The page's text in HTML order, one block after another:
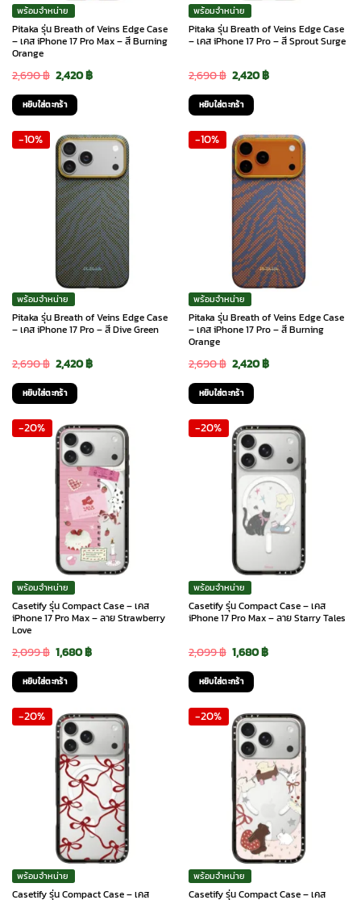
พร้อมจำหน่าย
Pitaka รุ่น Breath of Veins Edge Case
– เคส iPhone 17 Pro Max – สี Burning
Orange
2,690฿ Original
price
was:
2,690 ฿.
2,420฿Current
2,420 ฿.
หยิบใส่ตะกร้า
พร้อมจำหน่าย
Pitaka รุ่น Breath of Veins Edge Case
– เคส iPhone 17 Pro – สี Sprout Surge
2,690฿ Original
price
was:
2,690 ฿.
2,420฿Current
2,420 ฿.
หยิบใส่ตะกร้า
-10%
พร้อมจำหน่าย
Pitaka รุ่น Breath of Veins Edge Case
– เคส iPhone 17 Pro – สี Dive Green
2,690฿ Original
price
was:
2,690 ฿.
2,420฿Current
2,420 ฿.
หยิบใส่ตะกร้า
-10%
พร้อมจำหน่าย
Pitaka รุ่น Breath of Veins Edge Case
– เคส iPhone 17 Pro – สี Burning
Orange
2,690฿ Original
price
was:
2,690 ฿.
2,420฿Current
2,420 ฿.
หยิบใส่ตะกร้า
-20%
พร้อมจำหน่าย
Casetify รุ่น Compact Case – เคส
iPhone 17 Pro Max – ลาย Strawberry
Love
2,099฿ Original
price
was:
2,099 ฿.
1,680฿Current
1,680 ฿.
หยิบใส่ตะกร้า
-20%
พร้อมจำหน่าย
Casetify รุ่น Compact Case – เคส
iPhone 17 Pro Max – ลาย Starry Tales
2,099฿ Original
price
was:
2,099 ฿.
1,680฿Current
1,680 ฿.
หยิบใส่ตะกร้า
-20%
พร้อมจำหน่าย
Casetify รุ่น Compact Case – เคส
-20%
พร้อมจำหน่าย
Casetify รุ่น Compact Case – เคส